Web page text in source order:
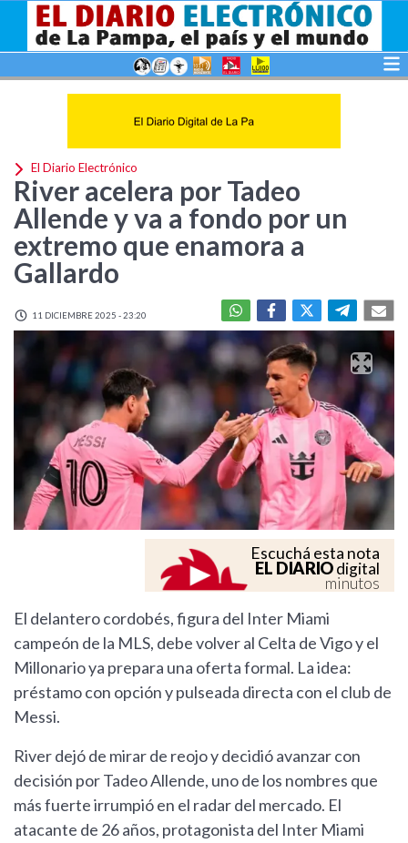
El Diario Electrónico
River acelera por Tadeo
Allende y va a fondo por un
extremo que enamora a
Gallardo
11 DICIEMBRE 2025 - 23:20
Escuchá esta nota
EL DIARIOdigital
minutos
El delantero cordobés, figura del Inter Miami
campeón de la MLS, debe volver al Celta de Vigo y el
Millonario ya prepara una oferta formal. La idea:
préstamo con opción y pulseada directa con el club de
Messi.
River dejó de mirar de reojo y decidió avanzar con
decisión por Tadeo Allende, uno de los nombres que
más fuerte irrumpió en el radar del mercado. El
atacante de 26 años, protagonista del Inter Miami